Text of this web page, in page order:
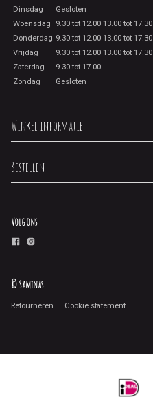
Dinsdag
Gesloten
Woensdag
9.30 tot 12.00 13.00 tot 17.30
Donderdag 9.30 tot 12.00 13.00 tot 17.30
Vrijdag
9.30 tot 12.00 13.00 tot 17.30
Zaterdag
9.30 tot 17.00
Zondag
Gesloten
Winkel informatie
Bestellen
Volg ons
© Saminas
Retourneren Cookie statement